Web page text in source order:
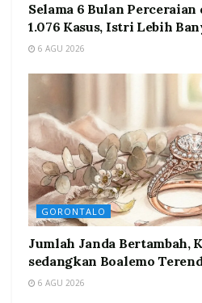
Selama 6 Bulan
1.076 Kasus, Istri Lebih
6 AGU 2026
GORONTALO
Jumlah Janda Bertambah,
sedangkan Boalemo
6 AGU 2026